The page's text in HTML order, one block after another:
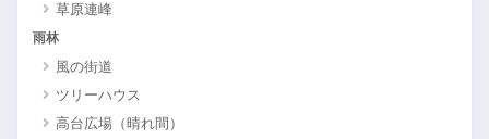
草原連峰
雨林
風の街道
ツリーハウス
高台広場（晴れ間）